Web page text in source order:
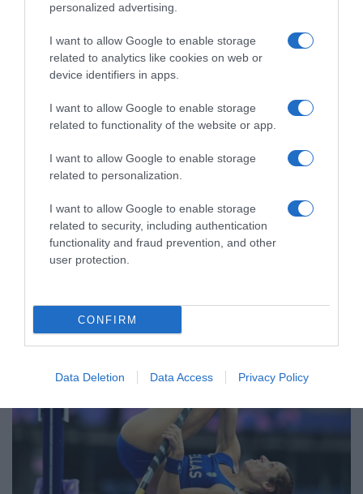
personalized advertising.
I want to allow Google to enable storage
related to analytics like cookies on web or
device identifiers in apps.
I want to allow Google to enable storage
related to functionality of the website or app.
I want to allow Google to enable storage
related to personalization.
I want to allow Google to enable storage
related to security, including authentication
functionality and fraud prevention, and other
user protection.
CONFIRM
Data Deletion Data Access Privacy Policy
Κατερίνα Στεφανίδη – Η πρώτη ανάρτηση
μετά τον τελικό του επί κοντώ στους
Ολυμπιακούς Αγώνες 2024
Κατέκτησε την 9η θέση
08.08.2024 - 13:23